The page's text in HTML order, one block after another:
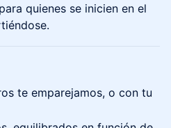
quienes se inicien en el
te emparejamos, o con tu